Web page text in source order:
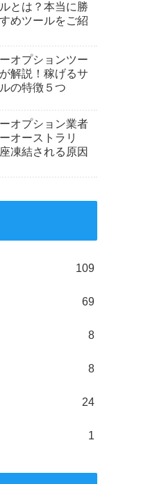
とは？本当に勝
めツールをご紹
オプションツー
解説！稼げるサ
の特徴５つ
オプション業者
オーストラリ
凍結される原因
109
69
8
8
24
1